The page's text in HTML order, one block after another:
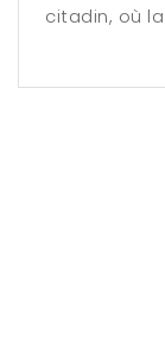
citadin, où